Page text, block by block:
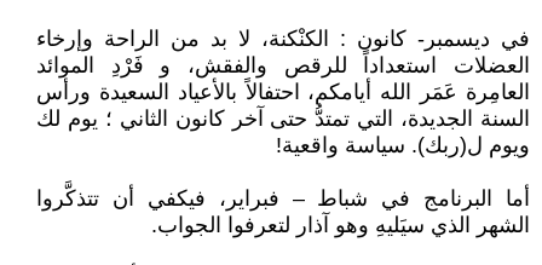
في ديسمبر- كانون : الكنْكنة، لا بد من الراحة وإرخاء
العضلات استعداداً للرقص والفقش، و فَرْدِ الموائد
العامِرة عَمَر الله أيامكم، احتفالاً بالأعياد السعيدة ورأس
السنة الجديدة، التي تمتدُّ حتى آخر كانون الثاني ؛ يوم لك
ويوم ل(ربك). سياسة واقعية!
أما البرنامج في شباط – فبراير، فيكفي أن تتذكَّروا
الشهر الذي سيَليهِ وهو آذار لتعرفوا الجواب.